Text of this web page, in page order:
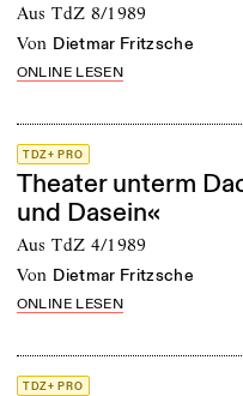
Aus TdZ 8/1989
von Dietmar Fritzsche
ONLINE LESEN
TDZ+ PRO
Theater unterm
und Dasein«
Aus TdZ 4/1989
von Dietmar Fritzsche
ONLINE LESEN
TDZ+ PRO